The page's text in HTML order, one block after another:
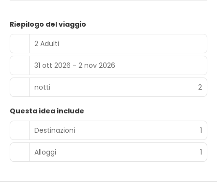
Riepilogo del viaggio
2 Adulti
31 ott 2026 - 2 nov 2026
notti 2
Questa idea include
Destinazioni
1
Alloggi 1